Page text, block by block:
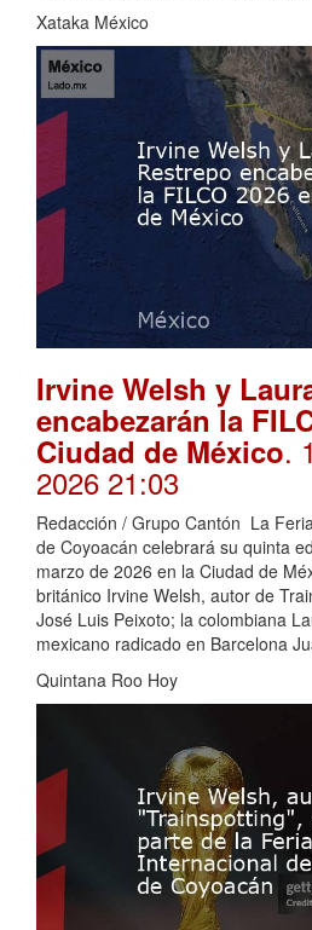
Xataka México
Irvine Welsh y
encabezarán la
Ciudad de México.
2026 21:03
Redacción / Grupo Cantón La
de Coyoacán celebrará su quinta
marzo de 2026 en la Ciudad de
británico Irvine Welsh, autor de
José Luis Peixoto; la colombiana
mexicano radicado en Barcelona
Quintana Roo Hoy